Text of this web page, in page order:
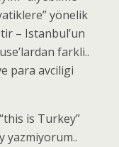
yönelik
– Istanbul’un
farkli..
para avciligi
is Turkey”
yazmiyorum..